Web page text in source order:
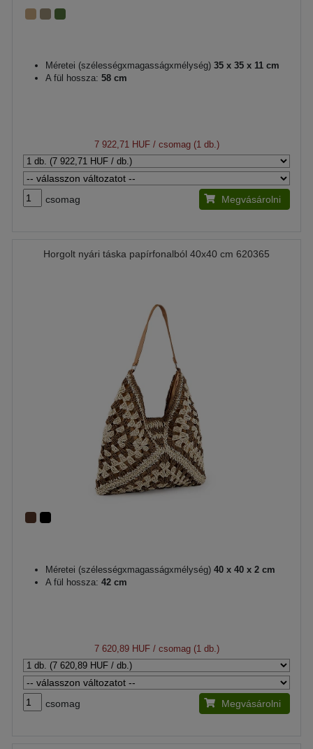
Méretei (szélességxmagasságxmélység) 35 x 35 x 11 cm
A fül hossza: 58 cm
7 922,71 HUF/ csomag (1 db.)
csomag Megvásárolni
Horgolt nyári táska papírfonalból 40x40 cm 620365
Méretei (szélességxmagasságxmélység) 40 x 40 x 2 cm
A fül hossza: 42 cm
7 620,89 HUF/ csomag (1 db.)
csomag Megvásárolni